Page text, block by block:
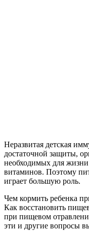
Неразвитая детская
достаточной защиты,
необходимых для
витаминов. Поэтому
играет большую роль.
Чем кормить ребенка
Как восстановить
при пищевом
эти и другие вопросы